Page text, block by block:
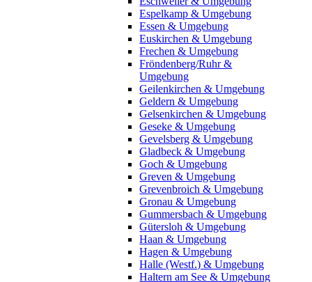
Espelkamp & Umgebung
Essen & Umgebung
Euskirchen & Umgebung
Frechen & Umgebung
Fröndenberg/Ruhr &
Umgebung
Geilenkirchen & Umgebung
Geldern & Umgebung
Gelsenkirchen & Umgebung
Geseke & Umgebung
Gevelsberg & Umgebung
Gladbeck & Umgebung
Goch & Umgebung
Greven & Umgebung
Grevenbroich & Umgebung
Gronau & Umgebung
Gummersbach & Umgebung
Gütersloh & Umgebung
Haan & Umgebung
Hagen & Umgebung
Halle (Westf.) & Umgebung
Haltern am See & Umgebung